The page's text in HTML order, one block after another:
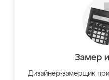
Замер
Дизайнер-замерщик